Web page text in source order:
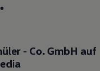
- Co. GmbH auf